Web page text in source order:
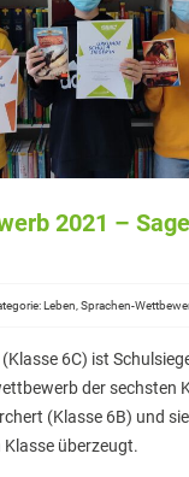
für
Schulleben
für Eltern
2021 –
Leben, Sprachen-
6C) ist
der sechsten
(Klasse 6B) und
überzeugt.